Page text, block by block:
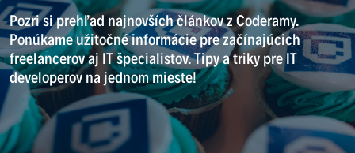
Pozri si prehľad najnovších článkov z Coderamy.
Ponúkame užitočné informácie pre začínajúcich
freelancerov aj IT špecialistov. Tipy a triky pre IT
developerov na jednom mieste!